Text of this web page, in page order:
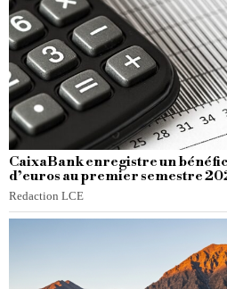
CaixaBank enregistre un
d’euros au premier semestre
Redaction LCE